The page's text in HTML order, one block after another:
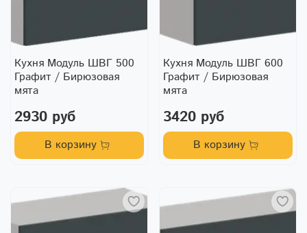
Кухня Модуль ШВГ 500
Графит / Бирюзовая
мята
2930 руб
В корзину
Кухня Модуль ШВГ 600
Графит / Бирюзовая
мята
3420 руб
В корзину